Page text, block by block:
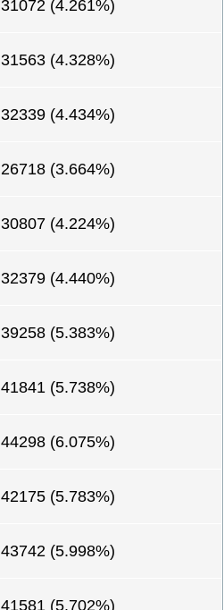
31072 (4.261%)
31563 (4.328%)
32339 (4.434%)
26718 (3.664%)
30807 (4.224%)
32379 (4.440%)
39258 (5.383%)
41841 (5.738%)
44298 (6.075%)
42175 (5.783%)
43742 (5.998%)
41581 (5.702%)